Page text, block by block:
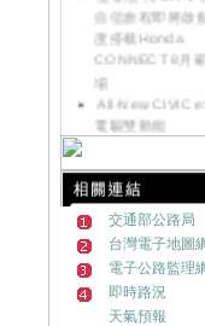
自信旅程即將啟
度搭載Honda
CONNECT 8月
場
All-New CIVIC
電驅雙動能
《好康大聲公-
禮
《好康大聲公》
好禮送一波~邀請
《好康大聲公-汽
來店試乘~送您精
交通部公路局
台灣電子地圖
電子公路監理
即時路況
天氣預報